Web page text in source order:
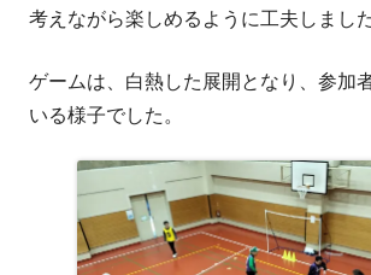
考えながら楽しめるように工夫しました
ゲームは、白熱した展開となり、参加
いる様子でした。